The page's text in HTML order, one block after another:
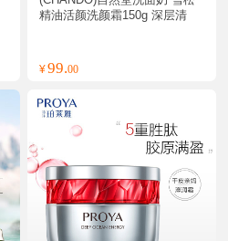
精油活颜洗颜霜150g 深层清
¥99.00